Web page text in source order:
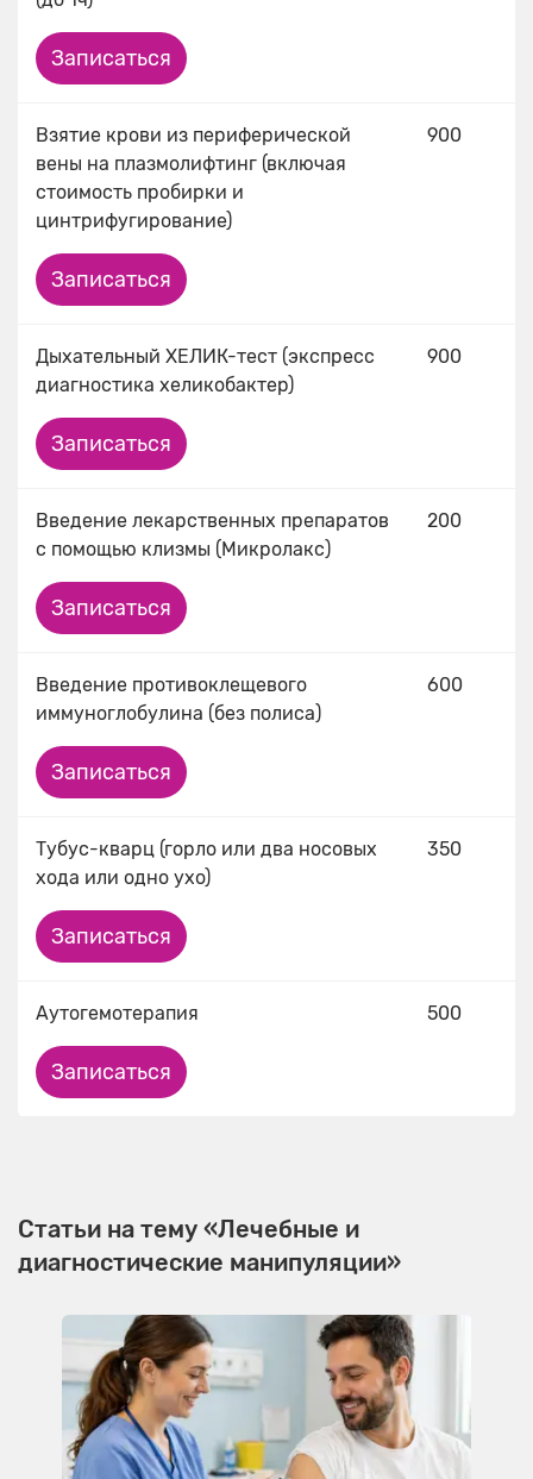
Записаться
Взятие крови из периферической
вены на плазмолифтинг (включая
стоимость пробирки и
цинтрифугирование)
900
Записаться
Дыхательный ХЕЛИК-тест (экспресс
диагностика хеликобактер)
900
Записаться
Введение лекарственных препаратов
с помощью клизмы (Микролакс)
200
Записаться
Введение противоклещевого
иммуноглобулина (без полиса)
600
Записаться
Тубус-кварц (горло или два носовых
хода или одно ухо)
350
Записаться
Аутогемотерапия 500
Записаться
Статьи на тему «Лечебные и
диагностические манипуляции»